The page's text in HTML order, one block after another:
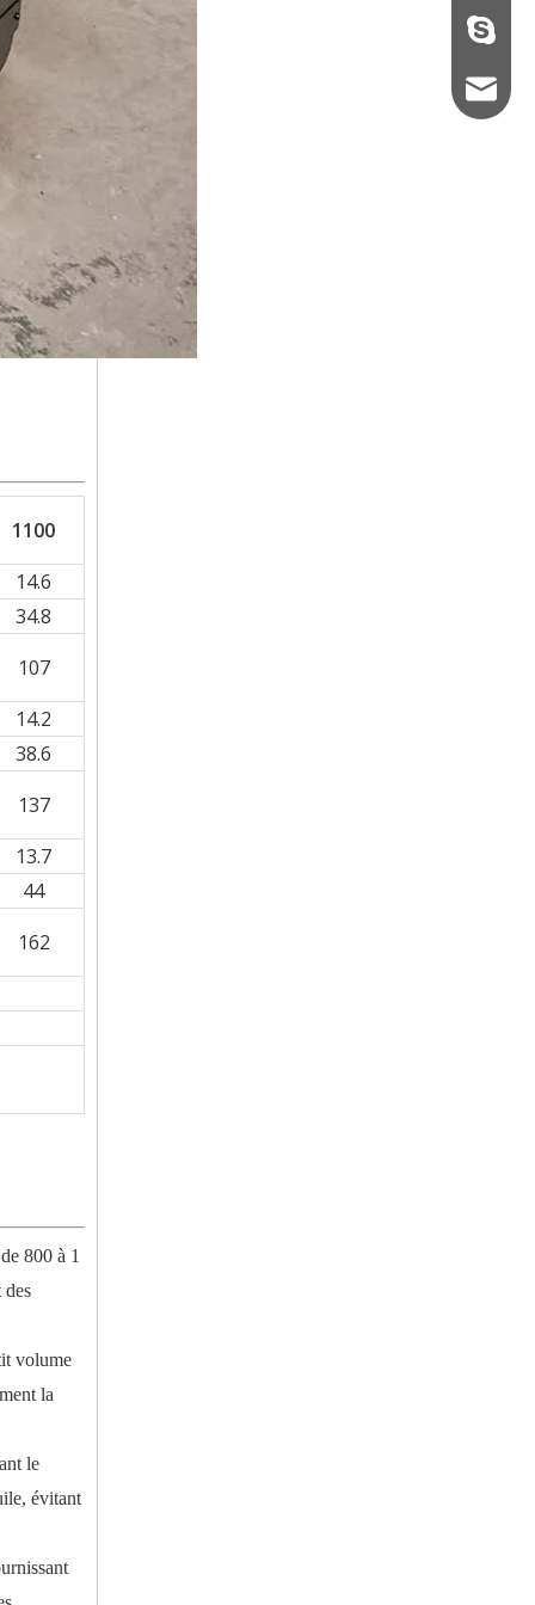
1100
14.6
34.8
107
14.2
38.6
137
13.7
44
162
800 à 1
des
volume
la
le
évitant